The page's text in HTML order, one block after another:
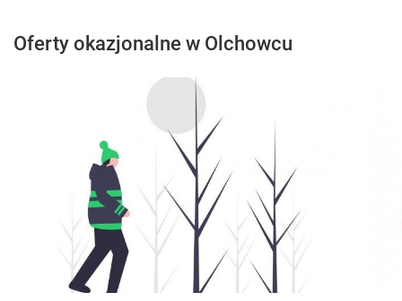
Oferty okazjonalne w Olchowcu